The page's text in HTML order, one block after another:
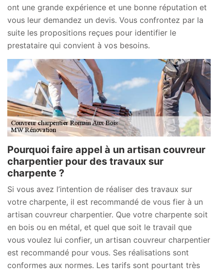
ont une grande expérience et une bonne réputation et
vous leur demandez un devis. Vous confrontez par la
suite les propositions reçues pour identifier le
prestataire qui convient à vos besoins.
Pourquoi faire appel à un artisan couvreur
charpentier pour des travaux sur
charpente ?
Si vous avez l’intention de réaliser des travaux sur
votre charpente, il est recommandé de vous fier à un
artisan couvreur charpentier. Que votre charpente soit
en bois ou en métal, et quel que soit le travail que
vous voulez lui confier, un artisan couvreur charpentier
est recommandé pour vous. Ses réalisations sont
conformes aux normes. Les tarifs sont pourtant très